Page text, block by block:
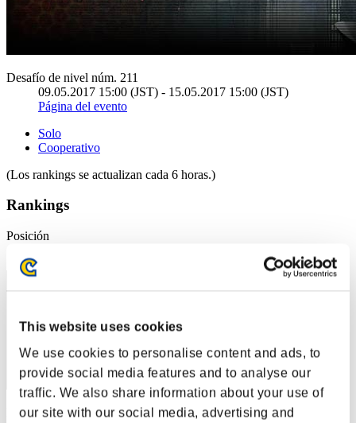
This website uses cookies
We use cookies to personalise content and ads, to
provide social media features and to analyse our
traffic. We also share information about your use of
our site with our social media, advertising and
Desafío de nivel núm. 211
09.05.2017 15:00 (JST) - 15.05.2017 15:00 (JST)
Página del evento
Solo
Cooperativo
(Los rankings se actualizan cada 6 horas.)
Rankings
Posición
Puntos: -